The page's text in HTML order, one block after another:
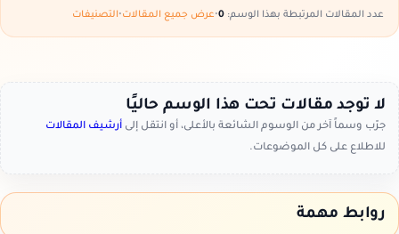
عدد المقالات المرتبطة بهذا الوسم: •عرض جميع المقالات•التصنيفات
لا توجد مقالات تحت هذا الوسم حاليًا
جرّب وسماً آخر من الوسوم الشائعة بالأعلى، أو انتقل إلى أرشيف المقالات
للاطلاع على كل الموضوعات.
روابط مهمة